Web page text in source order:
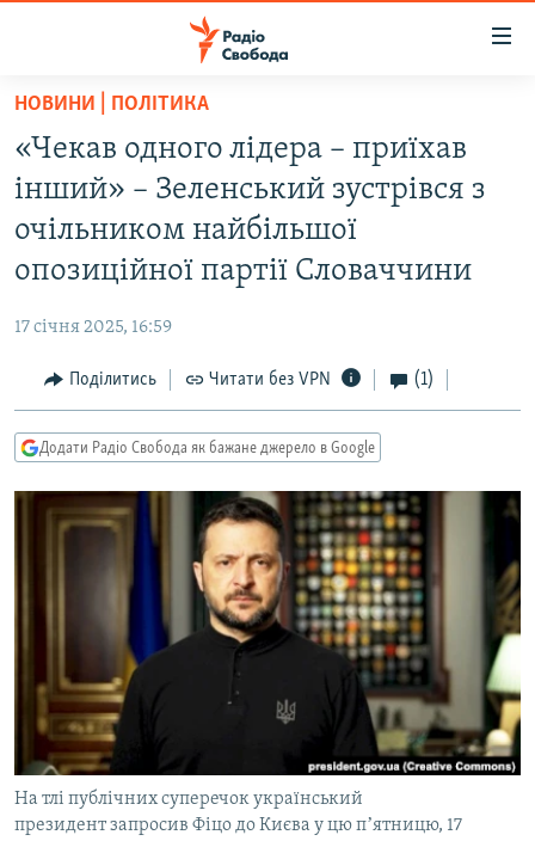
Перейти
основного
матеріалу
Перейти
до
основної
Перейти
пошуку
ВСЕ ЗА ДОБУ
СТАТТІ
КУЛЬТУРА
СПОРТ
СВІТ
ДОНБАС.РЕАЛІЇ
КРИМ.РЕАЛІЇ
ТИ ЯК?
КИТАЙ.ВИКЛИКИ
СПЕЦПРОЄКТИ
ПОДКАСТИ
КРИМ РЕАЛІЇ
РУС
УКР
НОВИНИ | ПОЛІТИКА
«Чекав одного лідера – приїхав
інший» – Зеленський зустрівся з
очільником найбільшої
опозиційної партії Словаччини
17 січня 2025, 16:59
Поділитись Читати без VPN (1)
Додати Радіо Свобода як бажане джерело в Google
На тлі публічних суперечок український
президент запросив Фіцо до Києва у цю пʼятницю, 17